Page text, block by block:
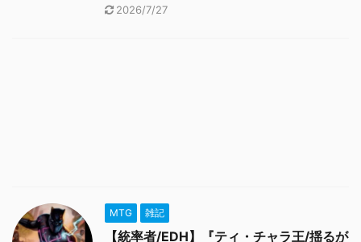
2026/7/27
MTG 雑記
【統率者/EDH】『ティ・チャラ王/揺るが